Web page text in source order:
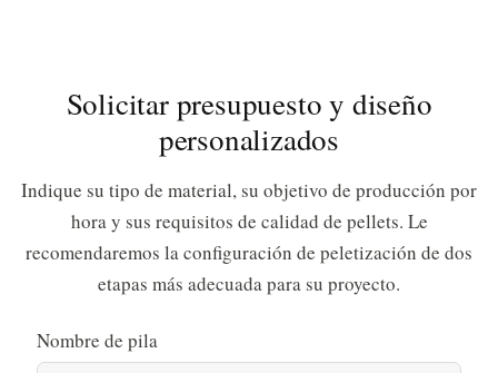
Solicitar presupuesto y diseño
personalizados
Indique su tipo de material, su objetivo de producción por
hora y sus requisitos de calidad de pellets. Le
recomendaremos la configuración de peletización de dos
etapas más adecuada para su proyecto.
Nombre de pila